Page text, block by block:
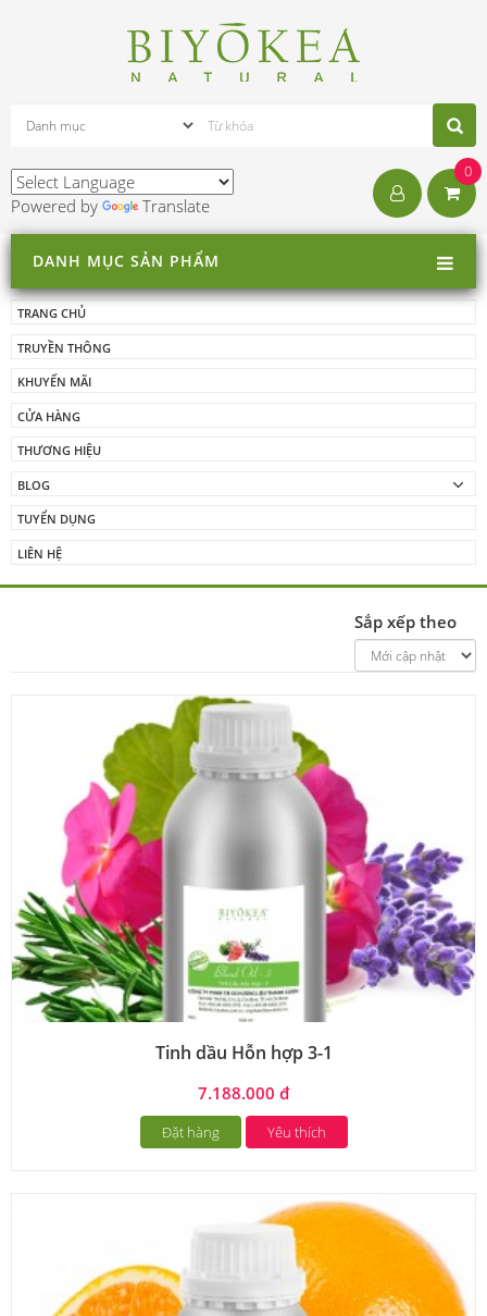
Powered by Translate
0
DANH MỤC SẢN PHẨM
TRANG CHỦ
TRUYỀN THÔNG
KHUYẾN MÃI
CỬA HÀNG
THƯƠNG HIỆU
BLOG
TUYỂN DỤNG
LIÊN HỆ
Sắp xếp theo
Tinh dầu Hỗn hợp 3-1
7.188.000 đ
Đặt hàng Yêu thích